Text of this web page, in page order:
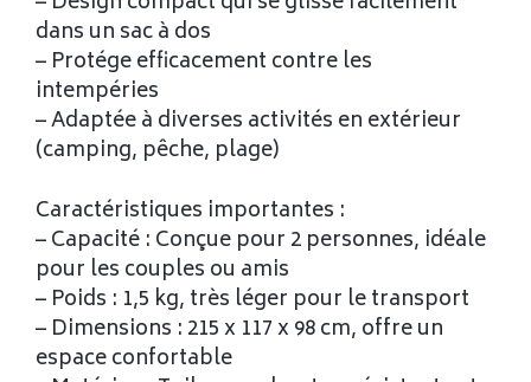
dans un sac à dos
– Protége efficacement contre les
intempéries
– Adaptée à diverses activités en extérieur
(camping, pêche, plage)
Caractéristiques importantes :
– Capacité : Conçue pour 2 personnes, idéale
pour les couples ou amis
– Poids : 1,5 kg, très léger pour le transport
– Dimensions : 215 x 117 x 98 cm, offre un
espace confortable